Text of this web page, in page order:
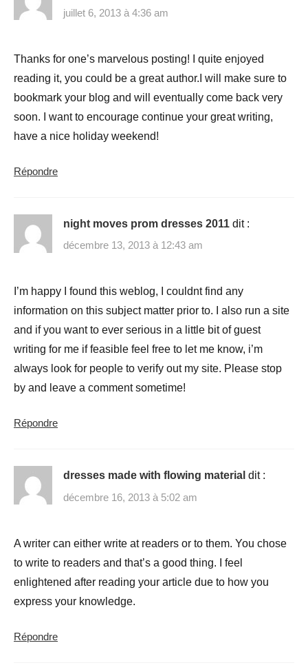
juillet 6, 2013 à 4:36 am
Thanks for one’s marvelous posting! I quite enjoyed
reading it, you could be a great author.I will make sure to
bookmark your blog and will eventually come back very
soon. I want to encourage continue your great writing,
have a nice holiday weekend!
Répondre
night moves prom dresses 2011 dit :
décembre 13, 2013 à 12:43 am
I’m happy I found this weblog, I couldnt find any
information on this subject matter prior to. I also run a site
and if you want to ever serious in a little bit of guest
writing for me if feasible feel free to let me know, i’m
always look for people to verify out my site. Please stop
by and leave a comment sometime!
Répondre
dresses made with flowing material dit :
décembre 16, 2013 à 5:02 am
A writer can either write at readers or to them. You chose
to write to readers and that’s a good thing. I feel
enlightened after reading your article due to how you
express your knowledge.
Répondre